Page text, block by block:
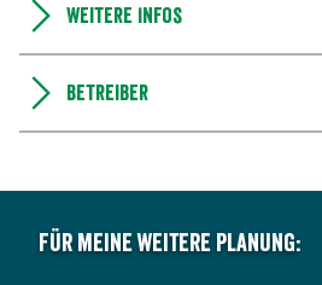
Weitere Infos
Betreiber
Für meine weitere Planung: